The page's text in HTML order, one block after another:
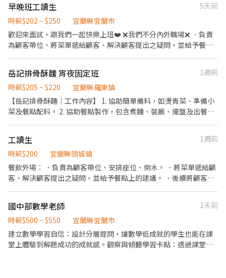
主要缺額以面試當天為準😊
▁▁▁▁▁▁▁▁▁▁▁▁▁▁▁▁▁▁▁ 🚨預約面試♡快速安排
👉https://lin.ee/OUI2Tm1 ♡截圖職缺文♡私訊留下 ⌜姓名✚電話
✚地區⌟♡ 📞諮詢電話：0908-925-796📲𝐊𝐞𝐥𝐥𝐲📞 ▸電話未接請加
𝐋𝐈𝐍𝐄並留言，訊息必回覆◂ ⭕️免費諮詢⭕️安心上工┃❌求職免收費
❌絕無詐騙
✔ 週排 3–5 天 💰 薪資 時薪 $198～238 ✨ 福利 ✔ 油資、維修補貼 ✔
固定早／晚班（免輪班） ✔ 完整教育訓練 上班地點：頭城鎮/羅東
樓 宜蘭縣頭城鎮纘祥路80號1樓 宜蘭縣羅東鎮培英路132號1樓 宜蘭
縣礁溪鄉中山路一段116號1樓 宜蘭縣礁溪鄉信義路34巷6號1樓 宜
蘭縣三星鄉三星路五段101號1樓 宜蘭縣蘇澳鎮忠孝路370號1樓 宜
蘭縣宜蘭市文昌路30號1、2樓 宜蘭縣宜蘭市泰山路419號1樓 宜蘭
結鄉五結路二段425號1樓 🔆快速報名方式🔆 幫我填寫廠商制式履
歷:https://reurl.cc/nxz8Wd 再加入官方帳號👉
https://reurl.cc/Vn67LY 留下全名+電話+職缺截圖 餅乾馬上回覆泥
💖 留下全名+電話+職缺截圖 餅乾馬上回覆泥💖
5間門市) 4. 有人店無須騎車 5. 須配合調店、支援【提供完整SOP及
店面實習】 - ▶【智取店】：上班時間 固定早班：07:00 - 13:30、
08:30 - 13:30 固定晚班：17:30 - 23:30、18:30 - 24:00 固定夜班：
23:30 - 03:30 (每周至少配合4天，包含假日需排班) - ▶【一般門市
天，包含假日需排班) - ▶【智取門市】：地點自選 🔹【三星.頭城.
礁溪.蘇澳】 三星國小 - 智取店：宜蘭縣三星鄉三星路五段101號1樓
取店：宜蘭縣頭城鎮開蘭路80號1樓 礁溪協天 - 智取店：宜蘭縣礁
溪鄉中山路一段116號1樓 蘇澳福德 - 智取店：宜蘭縣蘇澳鎮福德路
468號1樓 羅東培英 - 智取店：宜蘭縣羅東鎮培英路132號1樓 蘇澳
忠孝 - 智取店：宜蘭縣蘇澳鎮忠孝路370號1樓 - ▶【一般門市有人
店】：地點自選 🔹【宜蘭.頭城.礁溪.羅東】 宜蘭五結店 - 宜蘭縣五
結鄉五結路二段425號1樓 冬山香和店 - 宜蘭縣冬山鄉冬山路90號
1、2、3樓 宜蘭中山店 - 宜蘭縣宜蘭市中山路二段153號1樓 宜蘭民
族店 - 宜蘭縣宜蘭市民族路360號1樓 宜蘭校舍店 - 宜蘭縣宜蘭市校
舍一路79號1樓 宜蘭泰山店 - 宜蘭縣宜蘭市泰山路419號1樓 宜蘭舊
城店 - 宜蘭縣宜蘭市舊城東路30之2號1樓 頭城纘祥店 - 宜蘭縣頭城
鎮纘祥路80號1樓 (慢速車) 礁溪信義店 - 宜蘭縣礁溪鄉信義路34巷6
號1樓 羅東中山店 - 宜蘭縣羅東鎮中山路三段508號1樓 羅東公正店
- 宜蘭縣羅東鎮公正路289之5號1樓 羅東興東店 - 宜蘭縣羅東鎮興東
路209號1樓 - ▸加入快速回覆📞：https://lin.ee/bWWeLDF ▸ 朱專
早晚班工讀生
5天前
時薪$202 ~ $250
宜蘭縣宜蘭市
歡迎來面試，跟我們一起快樂上班❤️ ❌我們不分內外職場❌ ．負責
為顧客帶位、將菜單遞給顧客、解決顧客提出之疑問，並給予餐點
清理工作環境、設備和餐具。 🔎詳細請洽店舖03-9320755☎️
岳記排骨酥麵 宵夜固定班
1週前
時薪$205 ~ $220
宜蘭縣羅東鎮
【岳記排骨酥麵｜工作內容】 1. 協助簡單備料，如燙青菜、準備小
菜及餐點配料。 2. 協助餐點製作，包含煮麵、裝飯、擺盤及出餐。
結束後協助收店、清潔及物品歸位。 工作內容會依熟練程度安排，
剛開始會有人帶著操作，不會直接讓新人獨立作業。 餐期較忙，需
要動作俐落、能互相配合。無餐飲經驗也可以，只要願意學習、做
事負責、不隨意請假即可。 我們希望找能穩定、長期配合的夥伴，
工讀生
1週前
時薪$200
宜蘭縣頭城鎮
餐飲外場： ．負責為顧客帶位、安排座位、倒水。 ．將菜單遞給顧
客、解決顧客提出之疑問，並給予餐點上的建議。 ．後續將顧客點
帳、收銀等工作。
國中部數學老師
1天前
時薪$500 ~ $550
宜蘭縣宜蘭市
建立數學學習自信：設計分層提問，讓數學低成就的學生也能在課
堂上體驗到解題成功的成就感。觀察與傾聽學習卡點：透過課堂巡